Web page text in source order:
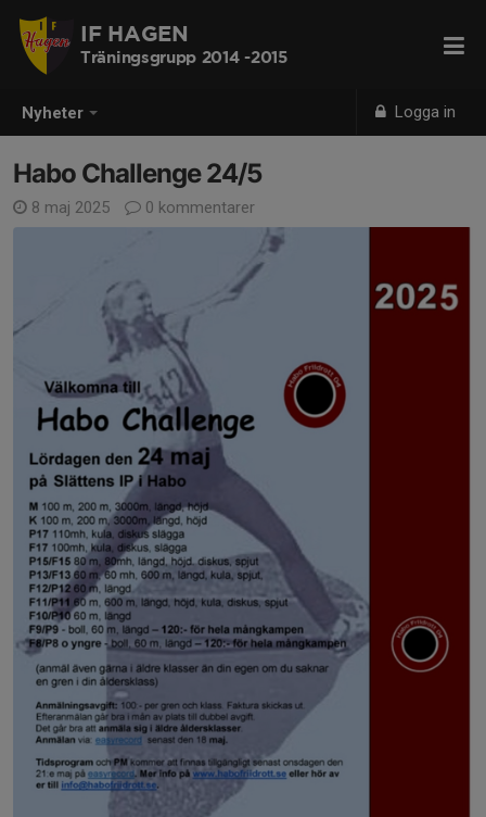
Nyheter Logga in
IF HAGEN
Träningsgrupp 2014 -2015
Habo Challenge 24/5
8 maj 2025 0 kommentarer